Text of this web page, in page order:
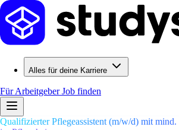
Alles für deine Karriere
Für ArbeitgeberJob finden
Qualifizierter Pflegeassistent (m/w/d) mit